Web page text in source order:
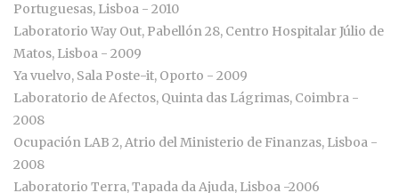
Portuguesas, Lisboa - 2010
Laboratorio Way Out, Pabellón 28, Centro Hospitalar Júlio de
Matos, Lisboa - 2009
Ya vuelvo, Sala Poste-it, Oporto - 2009
Laboratorio de Afectos, Quinta das Lágrimas, Coimbra -
2008
Ocupación LAB 2, Atrio del Ministerio de Finanzas, Lisboa -
2008
Laboratorio Terra, Tapada da Ajuda, Lisboa -2006